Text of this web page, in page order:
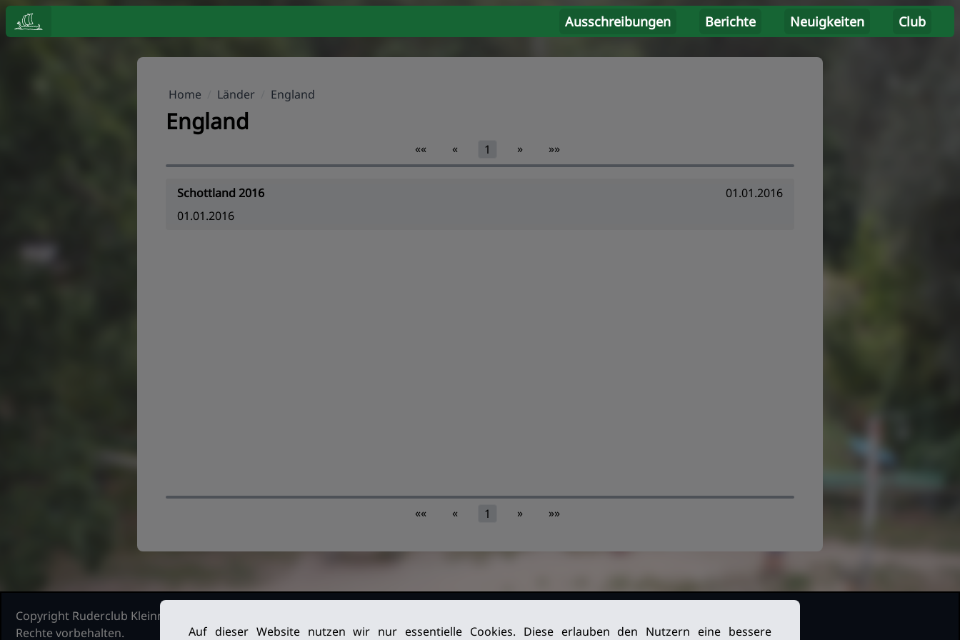
Ausschreibungen Berichte Neuigkeiten Club
Home Länder England
England
«« « 1 » »»
Schottland 2016
01.01.2016
01.01.2016
«« « 1 » »»
Copyright Ruderclub Kleinmachnow Stahnsdorf Teltow, 2026. Alle
Rechte vorbehalten.
Datenschutz
Auf dieser Website nutzen wir nur essentielle Cookies. Diese erlauben den Nutzern eine bessere